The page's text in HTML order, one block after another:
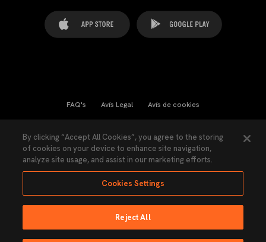
FAQ's Avís Legal Avís de cookies
Llei de Transparència Política de Privacitat
Accessibilitat
Ninguna parte de esta página puede ser reproducida sin el permiso del Valencia
By clicking “Accept All Cookies”, you agree to the storing
of cookies on your device to enhance site navigation,
analyze site usage, and assist in our marketing efforts.
Cookies Settings
Reject All